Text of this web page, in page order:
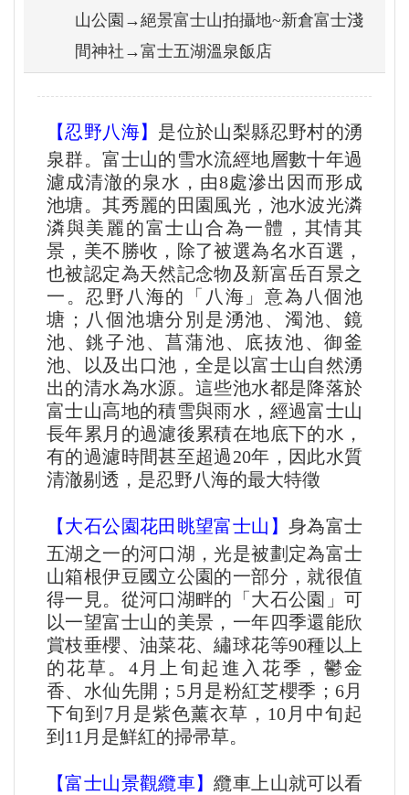
山公園→絕景富士山拍攝地~新倉富士淺
間神社→富士五湖溫泉飯店
【忍野八海】 是位於山梨縣忍野村的湧
泉群。富士山的雪水流經地層數十年過
濾成清澈的泉水，由8處滲出因而形成
池塘。其秀麗的田園風光，池水波光潾
潾與美麗的富士山合為一體，其情其
景，美不勝收，除了被選為名水百選，
也被認定為天然記念物及新富岳百景之
一。忍野八海的「八海」意為八個池
塘；八個池塘分別是湧池、濁池、鏡
池、銚子池、菖蒲池、底抜池、御釜
池、以及出口池，全是以富士山自然湧
出的清水為水源。這些池水都是降落於
富士山高地的積雪與雨水，經過富士山
長年累月的過濾後累積在地底下的水，
有的過濾時間甚至超過20年，因此水質
清澈剔透，是忍野八海的最大特徵
【大石公園花田眺望富士山】 身為富士
五湖之一的河口湖，光是被劃定為富士
山箱根伊豆國立公園的一部分，就很值
得一見。從河口湖畔的「大石公園」可
以一望富士山的美景，一年四季還能欣
賞枝垂櫻、油菜花、繡球花等90種以上
的花草。4月上旬起進入花季，鬱金
香、水仙先開；5月是粉紅芝櫻季；6月
下旬到7月是紫色薰衣草，10月中旬起
到11月是鮮紅的掃帚草。
【富士山景觀纜車】纜車上山就可以看